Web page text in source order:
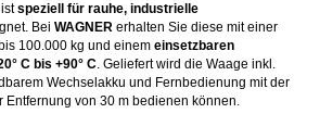
speziell für rauhe, industrielle
Bei WAGNER erhalten Sie diese mit einer
100.000 kg und einem einsetzbaren
C bis +90° C. Geliefert wird die Waage inkl.
Wechselakku und Fernbedienung mit der
Entfernung von 30 m bedienen können.